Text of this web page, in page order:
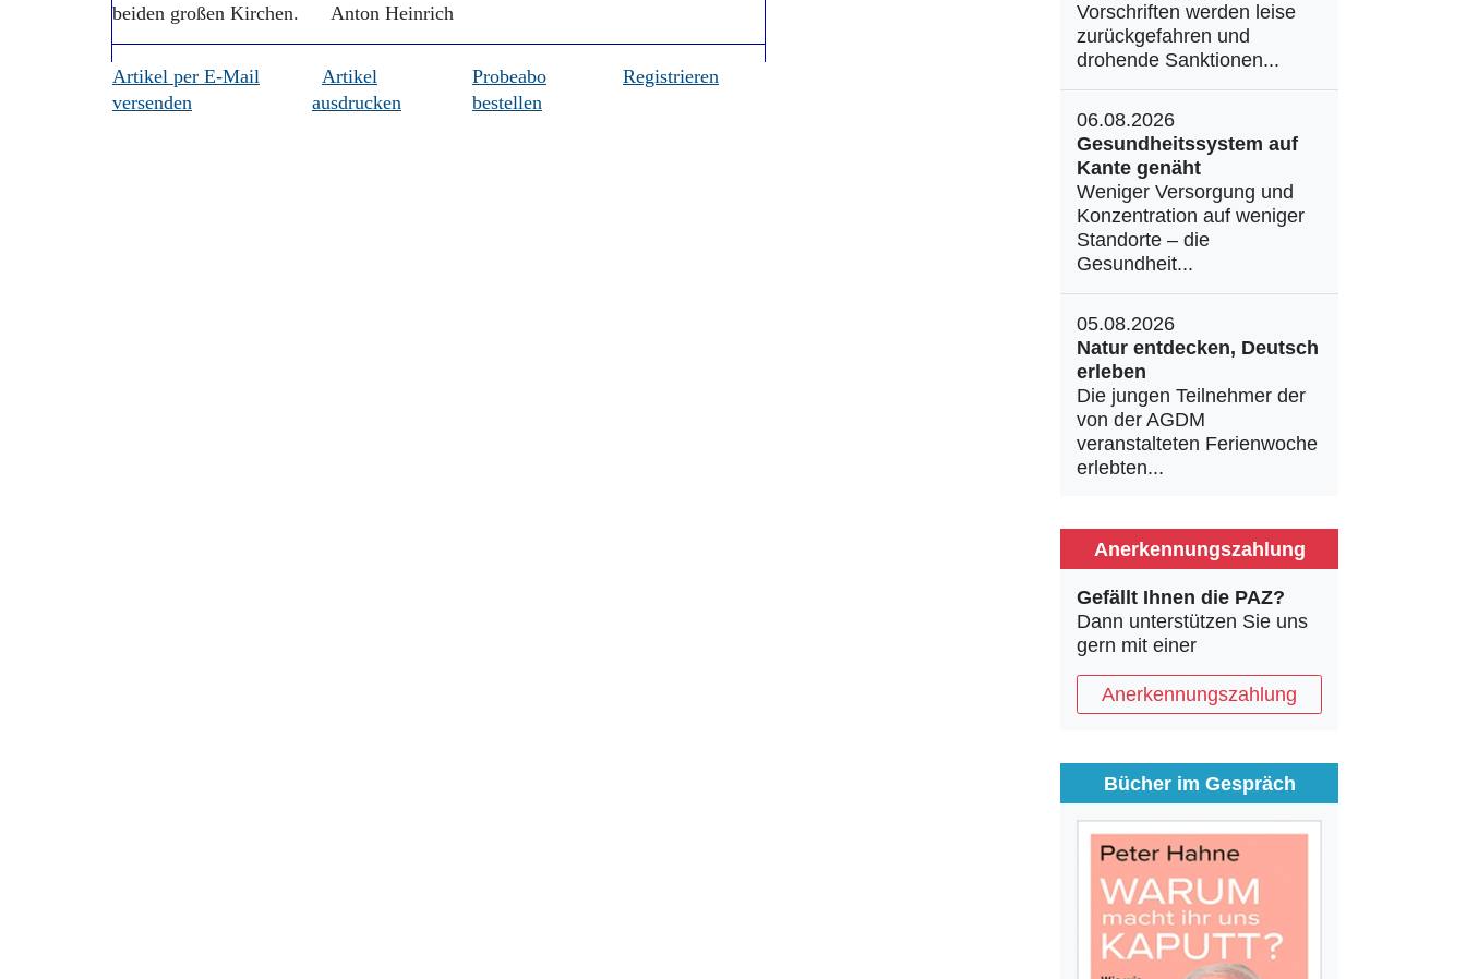
beiden großen Kirchen. Anton Heinrich
Artikel per E-Mail
versenden
Artikel
ausdrucken
Probeabo
bestellen
Registrieren
Vorschriften werden leise
zurückgefahren und
drohende Sanktionen...
06.08.2026
Gesundheitssystem auf
Kante genäht
Weniger Versorgung und
Konzentration auf weniger
Standorte – die
Gesundheit...
05.08.2026
Natur entdecken, Deutsch
erleben
Die jungen Teilnehmer der
von der AGDM
veranstalteten Ferienwoche
erlebten...
Anerkennungszahlung
Gefällt Ihnen die PAZ?
Dann unterstützen Sie uns
gern mit einer
Anerkennungszahlung
Bücher im Gespräch